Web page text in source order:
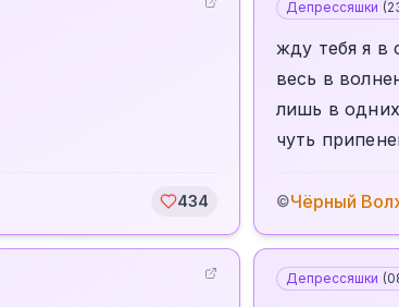
434
Депрессяшки (
жду тебя я в
весь в
лишь в
чуть
©Чёрный
Депрессяшки (